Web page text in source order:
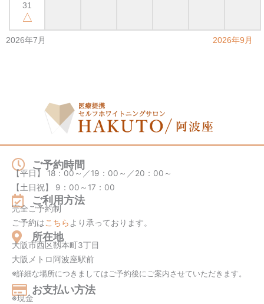
31
△
2026年7月 2026年9月
ご予約時間
【平日】 18：00～／19：00～／20：00～
【土日祝】 9：00～17：00
ご利用方法
完全ご予約制
ご予約はこちら より承っております。
所在地
大阪市西区靱本町3丁目
大阪メトロ阿波座駅前
※詳細な場所につきましてはご予約後にご案内させていただきます。
お支払い方法
※現金